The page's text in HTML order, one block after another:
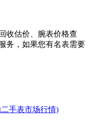
收估价、腕表价格查
务，如果您有名表需要
手表市场行情)